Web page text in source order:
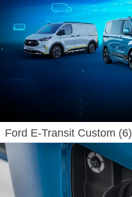
Ford E-Transit Custom (6)